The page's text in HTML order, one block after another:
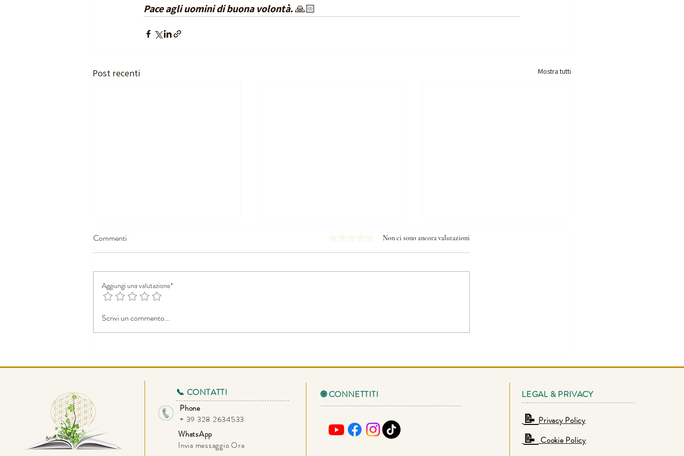
Pace agli uomini di buona volontà. 🙏🏻
Post recenti Mostra tutti
lL'ILLUSIONE DEL VIRTUALE
CHIAMA
Commenti Valutazione 0 stelle su 5.
Non ci sono ancora valutazioni
Aggiungi una valutazione*
Scrivi un commento...
📞 CONTATTI
Phone
+ 39 328 2634533
WhatsApp
Invia messaggio Ora
LEGAL & PRIVACY
📝Privacy Policy
📝Cookie Policy
🌐 CONNETTITI